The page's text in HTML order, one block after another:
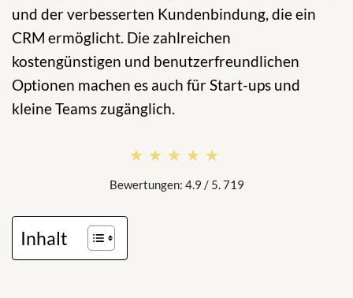
und der verbesserten Kundenbindung, die ein
CRM ermöglicht. Die zahlreichen
kostengünstigen und benutzerfreundlichen
Optionen machen es auch für Start-ups und
kleine Teams zugänglich.
★★★★★
★★★★★
Bewertungen: 4.9 / 5. 719
Inhalt